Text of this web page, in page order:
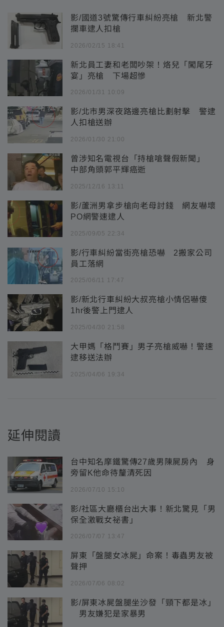
影/國道3號驚傳行車糾紛亮槍 新北警
攔車逮人扣槍
2026/02/15 18:41
新北員工妻和老闆吵架！烙兒「闖尾牙
宴」亮槍 下場超慘
2026/01/31 10:09
影/北市男深夜路邊亮槍比劃射擊 警逮
人扣槍送辦
2026/01/30 21:00
曾涉知名電視台「持槍嗆聲假新聞」
中部角頭郭平輝癌逝
2025/12/16 13:11
影/蘆洲男拿步槍向老母討錢 網友嚇壞
PO網警速逮人
2025/09/05 22:34
影/行車糾紛當街亮槍恐嚇 2搬家公司
員工落網
2025/06/11 17:47
影/新北行車糾紛大叔亮槍小情侶嚇傻
1hr後警上門逮人
2025/04/30 21:58
大甲媽「格鬥賽」男子亮槍威嚇！警速
逮移送法辦
2025/04/06 19:34
延伸閱讀
台中知名摩鐵驚傳27歲男陳屍房內 身
旁留K他命待釐清死因
2026/07/10 15:10
影/社區大廳櫃台出大事！新北驚見「男
保全激戰女祕書」
2026/07/07 13:47
屏東「盤腿女冰屍」命案！毒蟲男友被
聲押
2026/07/06 08:02
影/屏東冰屍盤腿坐沙發「頸下都是冰」
男友嫌犯是家暴男